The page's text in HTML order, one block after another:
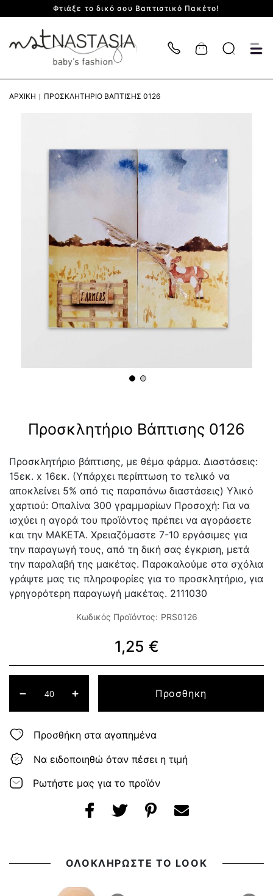
Φτιάξε το δικό σου Βαπτιστικό Πακέτο!
Cart
ΑΡΧΙΚΉ ΠΡΟΣΚΛΗΤΉΡΙΟ ΒΆΠΤΙΣΗΣ 0126
Προσκλητήριο Βάπτισης 0126
Προσκλητήριο βάπτισης, με θέμα φάρμα. Διαστάσεις:
15εκ. x 16εκ. (Υπάρχει περίπτωση το τελικό να
αποκλείνει 5% από τις παραπάνω διαστάσεις) Υλικό
χαρτιού: Οπαλίνα 300 γραμμαρίων Προσοχή: Για να
ισχύει η αγορά του προϊόντος πρέπει να αγοράσετε
και την ΜΑΚΕΤΑ. Χρειαζόμαστε 7-10 εργάσιμες για
την παραγωγή τους, από τη δική σας έγκριση, μετά
την παραλαβή της μακέτας. Παρακαλούμε στα σχόλια
γράψτε μας τις πληροφορίες για το προσκλητήριο, για
γρηγορότερη παραγωγή μακέτας. 2111030
Κωδικός Προϊόντος: PRS0126
1,25 €
Προσθηκη
Προσθήκη στα αγαπημένα
Να ειδοποιηθώ όταν πέσει η τιμή
Ρωτήστε μας για το προϊόν
ΟΛΟΚΛΗΡΩΣΤΕ ΤΟ LOOK